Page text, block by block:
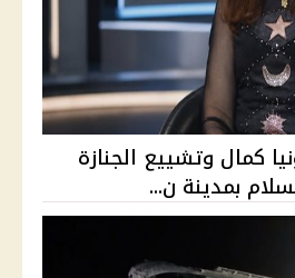
كمال وتشييع الجنازة
بمدينة ن...